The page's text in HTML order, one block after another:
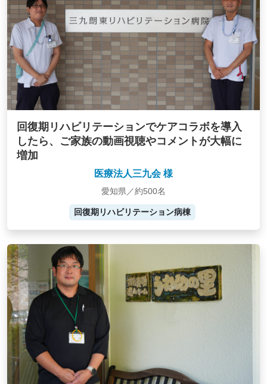
回復期リハビリテーションでケアコラボを導入
したら、ご家族の動画視聴やコメントが大幅に
増加
医療法人三九会 様
愛知県／約500名
回復期リハビリテーション病棟